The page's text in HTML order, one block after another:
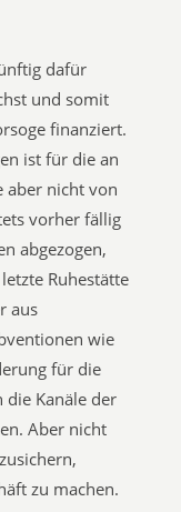
dafür
und somit
finanziert.
ist für die an
aber nicht von
vorher fällig
abgezogen,
Ruhestätte
aus
wie
für die
Kanäle der
Aber nicht
zu machen.